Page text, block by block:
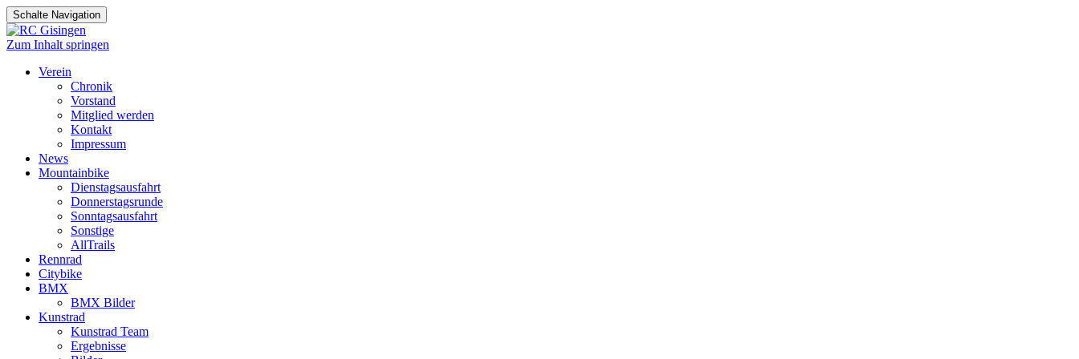
Schalte Navigation
Zum Inhalt springen
Verein
Chronik
Vorstand
Mitglied werden
Kontakt
Impressum
News
Mountainbike
Dienstagsausfahrt
Donnerstagsrunde
Sonntagsausfahrt
Sonstige
AllTrails
Rennrad
Citybike
BMX
BMX Bilder
Kunstrad
Kunstrad Team
Ergebnisse